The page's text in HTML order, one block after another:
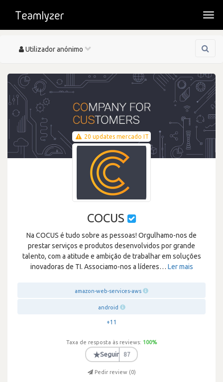
Toggle
Utilizador anónimo
20 updates mercado IT
COCUS
Na COCUS é tudo sobre as pessoas! Orgulhamo-nos de
prestar serviços e produtos desenvolvidos por grande
talento, com a atitude e ambição de trabalhar em soluções
inovadoras de TI. Associamo-nos a líderes… Ler mais
amazon-web-services-aws
android
+11
Taxa de resposta às reviews: 100%
★Seguir 87
Pedir review (0)